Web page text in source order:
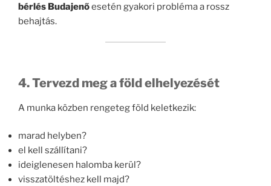
bérlés Budajenőesetén gyakori probléma a rossz
behajtás.
4. Tervezd meg a föld elhelyezését
A munka közben rengeteg föld keletkezik:
marad helyben?
el kell szállítani?
ideiglenesen halomba kerül?
visszatöltéshez kell majd?